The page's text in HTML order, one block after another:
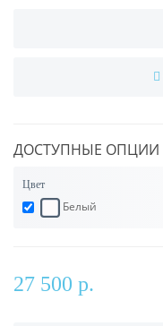
ДОСТУПНЫЕ ОПЦИИ
Цвет
Белый
27 500 р.